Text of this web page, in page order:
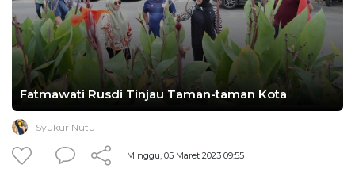
Fatmawati Rusdi Tinjau Taman-taman Kota
Syukur Nutu
Minggu, 05 Maret 2023 09:55